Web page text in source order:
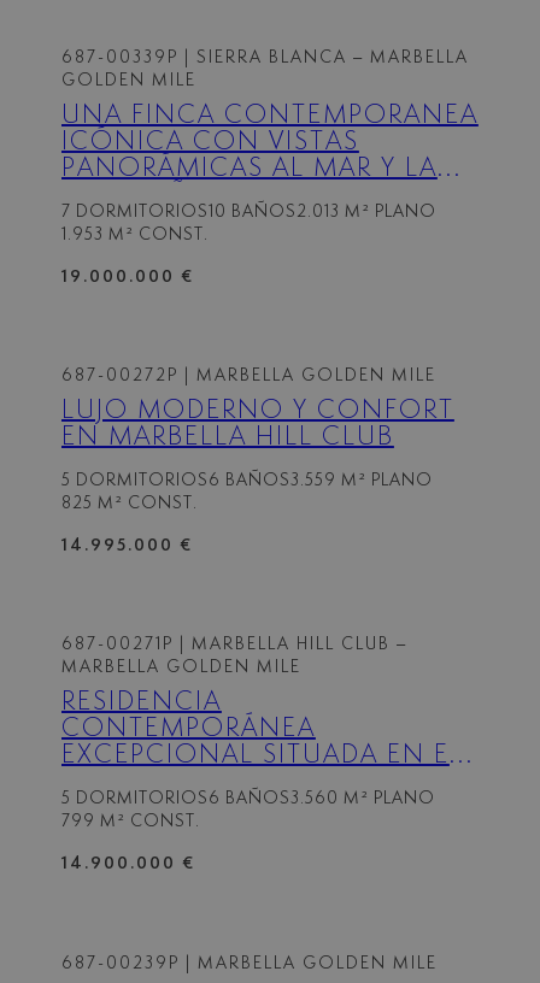
687-00339P
| SIERRA BLANCA – MARBELLA
GOLDEN MILE
UNA FINCA CONTEMPORÁNEA
ICÓNICA CON VISTAS
PANORÁMICAS AL MAR Y LA
MONTAÑA EN SIERRA BLANCA
7 DORMITORIOS10 BAÑOS 2.013 M² PLANO
1.953 M² CONST.
19.000.000 €
687-00272P | MARBELLA GOLDEN MILE
LUJO MODERNO Y CONFORT
EN MARBELLA HILL CLUB
5 DORMITORIOS 6 BAÑOS3.559 M² PLANO
825 M² CONST.
14.995.000 €
687-00271P
| MARBELLA HILL CLUB –
MARBELLA GOLDEN MILE
RESIDENCIA
CONTEMPORÁNEA
EXCEPCIONAL SITUADA EN EL
PRESTIGIOSO MARBELLA HILL
CLUB
5 DORMITORIOS 6 BAÑOS3.560 M² PLANO
799 M² CONST.
14.900.000 €
687-00239P | MARBELLA GOLDEN MILE